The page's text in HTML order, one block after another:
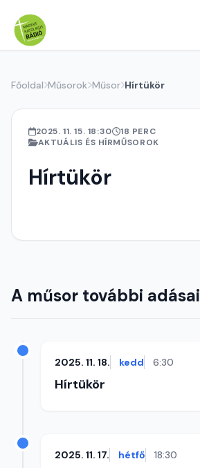
Főoldal Műsorok Műsor Hírtükör
2025. 11. 15. 18:30
18 PERC
AKTUÁLIS ÉS HÍRMŰSOROK
Hírtükör
A műsor további adásai
2025. 11. 18. kedd 6:30
Hírtükör
2025. 11. 17. hétfő 18:30